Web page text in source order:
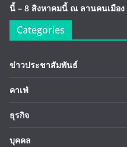
นี้ – 8 สิงหาคมนี้ ณ ลานคนเมือง
Categories
ข่าวประชาสัมพันธ์
คาเฟ่
ธุรกิจ
บุคคล